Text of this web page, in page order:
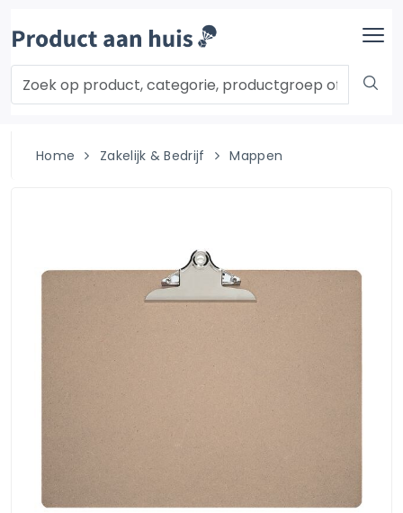
Home Zakelijk & Bedrijf Mappen